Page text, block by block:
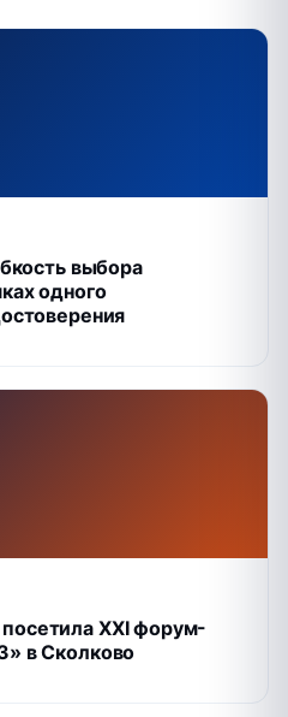
выбора
одного
XXI форум-
в Сколково